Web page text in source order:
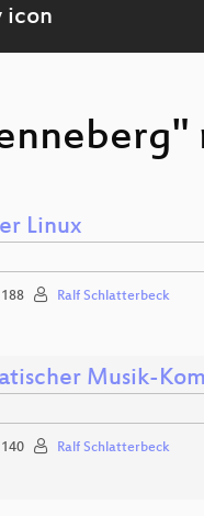
Linux
188 Ralf Schlatterbeck
Musik-
140 Ralf Schlatterbeck